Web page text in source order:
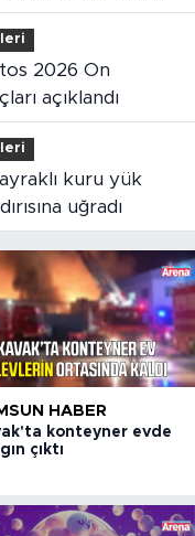
açıklandı
uğradı
HABER
konteyner evde
çıktı